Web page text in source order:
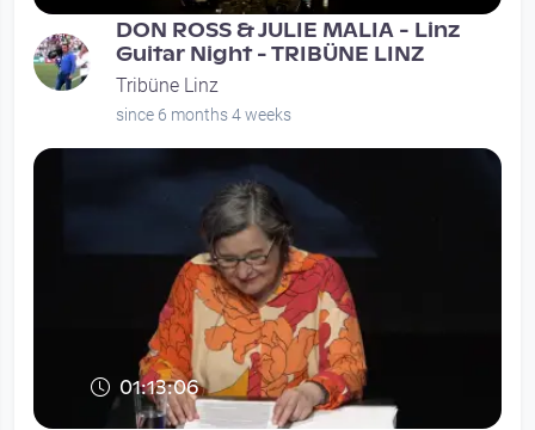
DON ROSS & JULIE MALIA - Linz
Guitar Night - TRIBÜNE LINZ
Tribüne Linz
since 6 months 4 weeks
01:13:06